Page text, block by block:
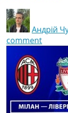
Андрій
comment